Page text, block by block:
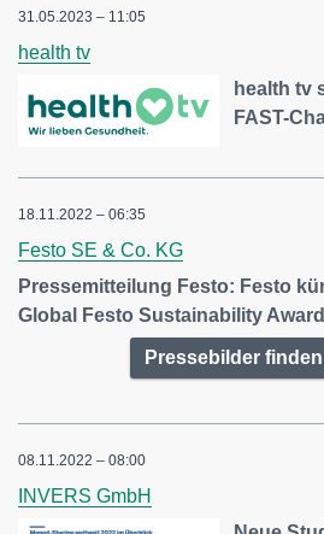
31.05.2023 – 11:05
health tv
health tv
FAST-
18.11.2022 – 06:35
Festo SE & Co. KG
Pressemitteilung Festo: Festo
Global Festo Sustainability Award
Pressebilder
08.11.2022 – 08:00
INVERS GmbH